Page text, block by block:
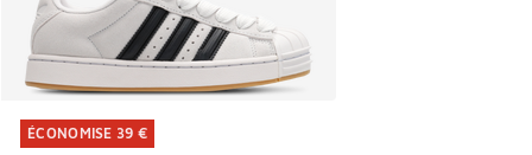
ÉCONOMISE 39 €
ÉCONOMISE 39 €